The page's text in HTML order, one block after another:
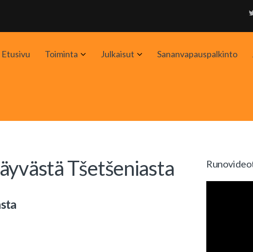
Etusivu Toiminta AvaaJulkaisut AvaaSananvapauspalkinto
Tšetšeniasta